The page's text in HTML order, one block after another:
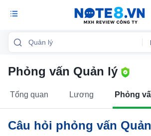
Phỏng vấn Quản lý
Tổng quan Lương Phỏng
Câu hỏi phỏng vấn